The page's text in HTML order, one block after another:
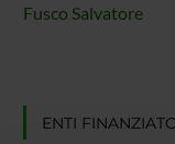
Fusco Salvatore
ENTI